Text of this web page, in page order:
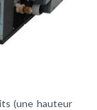
(une hauteur